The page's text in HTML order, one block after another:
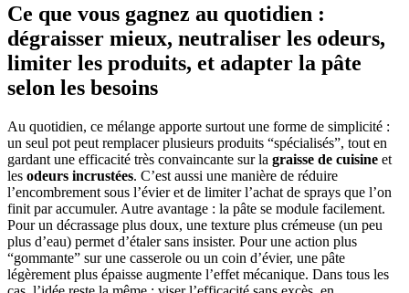
Ce que vous gagnez au quotidien :
dégraisser mieux, neutraliser les odeurs,
limiter les produits, et adapter la pâte
selon les besoins
Au quotidien, ce mélange apporte surtout une forme de simplicité :
un seul pot peut remplacer plusieurs produits “spécialisés”, tout en
gardant une efficacité très convaincante sur la graisse de cuisine et
les odeurs incrustées. C’est aussi une manière de réduire
l’encombrement sous l’évier et de limiter l’achat de sprays que l’on
finit par accumuler. Autre avantage : la pâte se module facilement.
Pour un décrassage plus doux, une texture plus crémeuse (un peu
plus d’eau) permet d’étaler sans insister. Pour une action plus
“gommante” sur une casserole ou un coin d’évier, une pâte
légèrement plus épaisse augmente l’effet mécanique. Dans tous les